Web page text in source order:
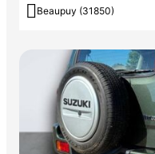
 Beaupuy (31850)